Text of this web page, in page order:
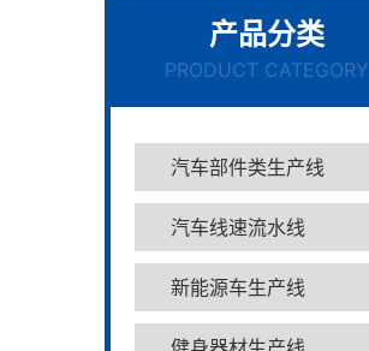
产品分类
PRODUCT CATEGORY
汽车部件类生产线
汽车线速流水线
新能源车生产线